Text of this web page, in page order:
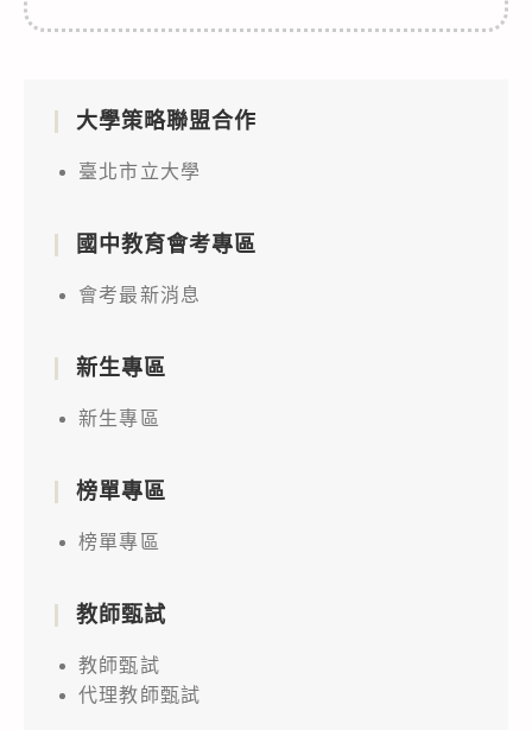
大學策略聯盟合作
臺北市立大學
國中教育會考專區
會考最新消息
新生專區
新生專區
榜單專區
榜單專區
教師甄試
教師甄試
代理教師甄試